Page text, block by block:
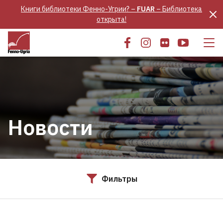
Книги библиотеки Фенно-Угрии? – FUAR – Библиотека
открыта!
Новости
Фильтры